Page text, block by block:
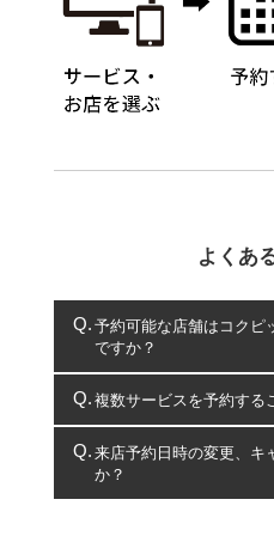
よくあ
予約可能な店舗はコクピ
ですか？
コクピット・タイヤ館の
複数サービスを予約する
複数サービスのご予約は
一部の商品・サービスの組み
出来ないものもございます。
来店予約日時の変更、キ
か？